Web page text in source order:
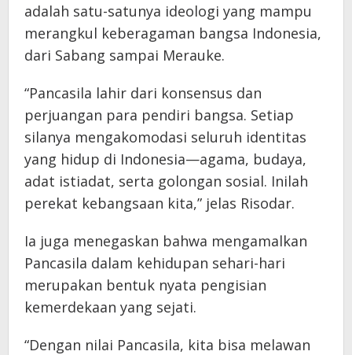
adalah satu-satunya ideologi yang mampu
merangkul keberagaman bangsa Indonesia,
dari Sabang sampai Merauke.
“Pancasila lahir dari konsensus dan
perjuangan para pendiri bangsa. Setiap
silanya mengakomodasi seluruh identitas
yang hidup di Indonesia—agama, budaya,
adat istiadat, serta golongan sosial. Inilah
perekat kebangsaan kita,” jelas Risodar.
Ia juga menegaskan bahwa mengamalkan
Pancasila dalam kehidupan sehari-hari
merupakan bentuk nyata pengisian
kemerdekaan yang sejati.
“Dengan nilai Pancasila, kita bisa melawan